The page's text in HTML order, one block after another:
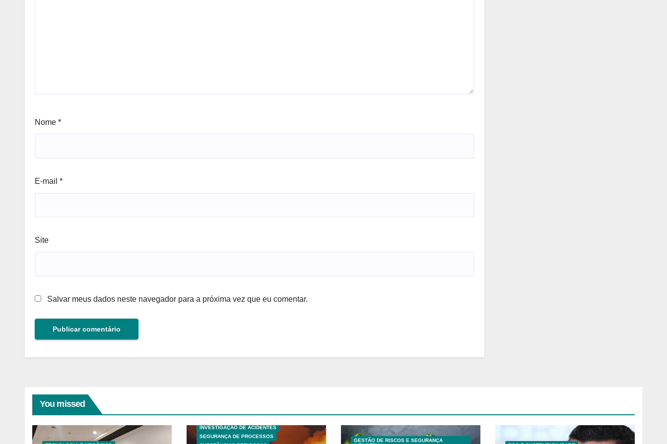
Nome *
E-mail *
Site
Salvar meus dados neste navegador para a próxima vez que eu comentar.
You missed
INVESTIGAÇÃO DE ACIDENTES
SEGURANÇA DE PROCESSOS
GESTÃO DE RISCOS E SEGURANÇA